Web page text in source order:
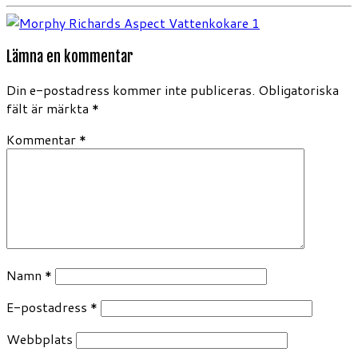
Lämna en kommentar
Din e-postadress kommer inte publiceras. Obligatoriska
fält är märkta *
Kommentar *
Namn *
E-postadress *
Webbplats